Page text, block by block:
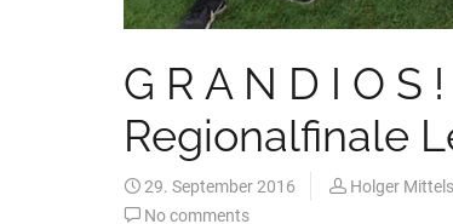
G R A N D I O
Regionalfinale
29. September 2016 Holger
No comments